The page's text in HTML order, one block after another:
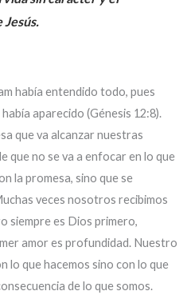
había entendido todo, pues
aparecido (Génesis 12:8).
que va alcanzar nuestras
que no se va a enfocar en lo que
la promesa, sino que se
veces nosotros recibimos
siempre es Dios primero,
amor es profundidad. Nuestro
lo que hacemos sino con lo que
de lo que somos.